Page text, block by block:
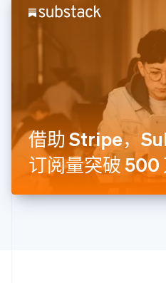
借助 Stripe，
订阅量突破 500
English
立陶宛
卢森堡
FrançaisDeutschEnglish
罗马尼亚
English
马尔他
English
马来西亚
美国